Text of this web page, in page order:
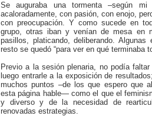
Se auguraba una tormenta –según
acaloradamente, con pasión, con enojo,
con preocupación. Y como sucede en
grupo, otras iban y venían de mesa en
pasillos, platicando, deliberando.
resto se quedó “para ver en qué terminaba
Previo a la sesión plenaria, no podía faltar
luego entrarle a la exposición de
muchos puntos –de los que espero que
esta página hable— como el que el
y diverso y de la necesidad de
renovadas estrategias.